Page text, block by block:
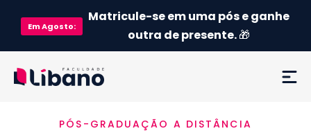
EmAgosto:
Matricule-se em uma pós e ganhe
outra de presente.🎁
EmentaPÓS-GRADUAÇÃO A DISTÂNCIA